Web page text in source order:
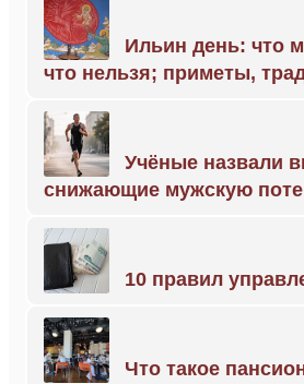
Ильин день: что
что нельзя; приметы,
Учёные назвали
снижающие мужскую
10 правил
Что такое